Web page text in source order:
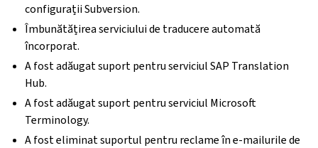
configurații Subversion.
Îmbunătățirea serviciului de traducere automată
încorporat.
A fost adăugat suport pentru serviciul SAP Translation
Hub.
A fost adăugat suport pentru serviciul Microsoft
Terminology.
A fost eliminat suportul pentru reclame în e-mailurile de